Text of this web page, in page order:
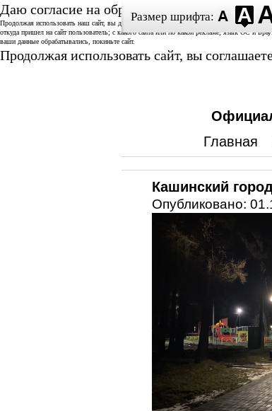
Даю согласие на обработку данных
Продолжая использовать наш сайт, вы даете согласие на использование аналитической
откуда пришел на сайт пользователь; с какого сайта или по какой рекламе; язык ОС и
ваши данные обрабатывались, покиньте сайт.
Продолжая использовать сайт, вы
Размер шрифта:
Главная
Кашинский
Опубликовано: